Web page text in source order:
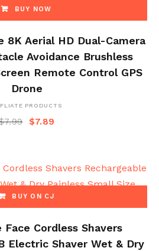
BUY NOW
8K Aerial HD Dual-Camera
Avoidance Brushless
Remote Control GPS
Drone
PRODUCTS
7.99 $7.89
BUY ON CJ
Cordless Shavers
Electric Shaver Wet & Dry